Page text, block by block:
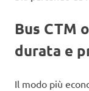
Bus CTM
durata e
Il modo più